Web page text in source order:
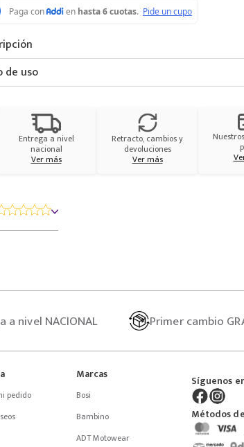
de uso
Entrega a nivel
nacional
Ver más
Retracto, cambios y
devoluciones
Ver más
a nivel NACIONAL Primercambio
pedido
Marcas
Bosi
Bambino
ADT Motowear
Síguenos
Métodos